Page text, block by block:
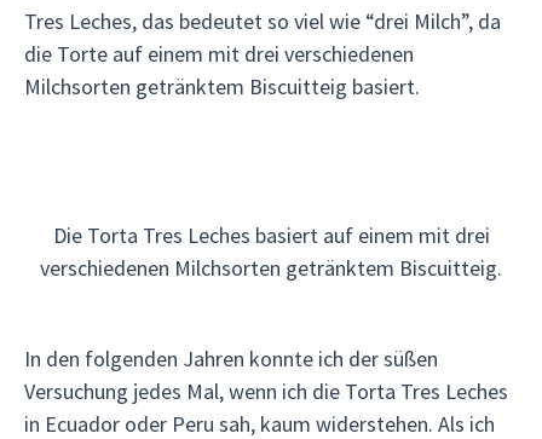
Tres Leches, das bedeutet so viel wie “drei Milch”, da
die Torte auf einem mit drei verschiedenen
Milchsorten getränktem Biscuitteig basiert.
Die Torta Tres Leches basiert auf einem mit drei
verschiedenen Milchsorten getränktem Biscuitteig.
In den folgenden Jahren konnte ich der süßen
Versuchung jedes Mal, wenn ich die Torta Tres Leches
in Ecuador oder Peru sah, kaum widerstehen. Als ich